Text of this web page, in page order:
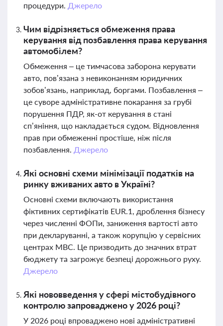
процедури. Джерело
Чим відрізняється обмеження права
керування від позбавлення права керування
автомобілем?
Обмеження – це тимчасова заборона керувати
авто, пов’язана з невиконанням юридичних
зобов’язань, наприклад, боргами. Позбавлення –
це суворе адміністративне покарання за грубі
порушення ПДР, як-от керування в стані
сп’яніння, що накладається судом. Відновлення
прав при обмеженні простіше, ніж після
позбавлення. Джерело
Які основні схеми мінімізації податків на
ринку вживаних авто в Україні?
Основні схеми включають використання
фіктивних сертифікатів EUR.1, дроблення бізнесу
через численні ФОПи, заниження вартості авто
при декларуванні, а також корупцію у сервісних
центрах МВС. Це призводить до значних втрат
бюджету та загрожує безпеці дорожнього руху.
Джерело
Які нововведення у сфері містобудівного
контролю запроваджено у 2026 році?
У 2026 році впроваджено нові адміністративні